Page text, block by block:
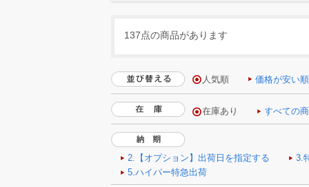
137点の商品があります
人気順 価格が安い順